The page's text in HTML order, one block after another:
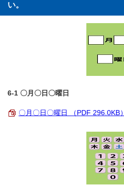
い。
6-1 〇月〇日〇曜日
〇月〇日〇曜日 （PDF 296.0KB）